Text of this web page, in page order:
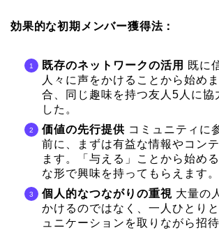
効果的な初期メンバー獲得法：
既存のネットワークの活用
既に
人々に声をかけることから始め
合、同じ趣味を持つ友人5人に協
した。
価値の先行提供 コミュニティに
前に、まずは有益な情報やコン
ます。「与える」ことから始め
な形で興味を持ってもらえます。
個人的なつながりの重視 大量の
かけるのではなく、一人ひとり
ュニケーションを取りながら招待